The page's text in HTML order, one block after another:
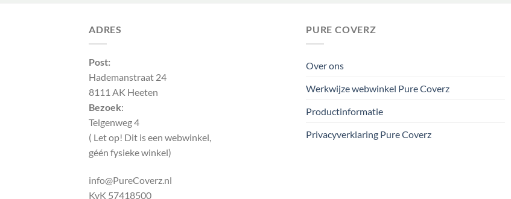
ADRES
Post:
Hademanstraat 24
8111 AK Heeten
Bezoek:
Telgenweg 4
( Let op! Dit is een webwinkel,
géén fysieke winkel)
info@PureCoverz.nl
KvK 57418500
PURE COVERZ
Over ons
Werkwijze webwinkel Pure Coverz
Productinformatie
Privacyverklaring Pure Coverz